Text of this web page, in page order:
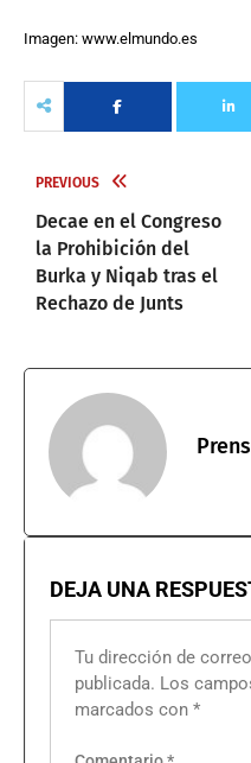
Imagen: www.elmundo.es
PREVIOUS
Decae en el Congreso
la Prohibición del
Burka y Niqab tras el
Rechazo de Junts
DEJA UNA
Tu dirección de
publicada. Los
marcados con *